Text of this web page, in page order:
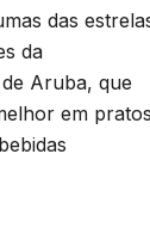
das
da
Aruba, que
em pratos